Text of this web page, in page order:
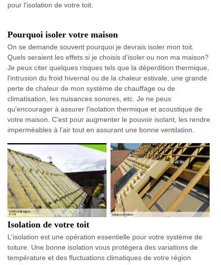
pour l'isolation de votre toit.
Pourquoi isoler votre maison
On se demande souvent pourquoi je devrais isoler mon toit.
Quels seraient les effets si je choisis d'isoler ou non ma maison?
Je peux citer quelques risques tels que la déperdition thermique,
l'intrusion du froid hivernal ou de la chaleur estivale, une grande
perte de chaleur de mon système de chauffage ou de
climatisation, les nuisances sonores, etc. Je ne peux
qu'encourager à assurer l'isolation thermique et acoustique de
votre maison. C'est pour augmenter le pouvoir isolant, les rendre
imperméables à l'air tout en assurant une bonne ventilation.
Isolation de votre toit
L'isolation est une opération essentielle pour votre système de
toiture. Une bonne isolation vous protégera des variations de
température et des fluctuations climatiques de votre région